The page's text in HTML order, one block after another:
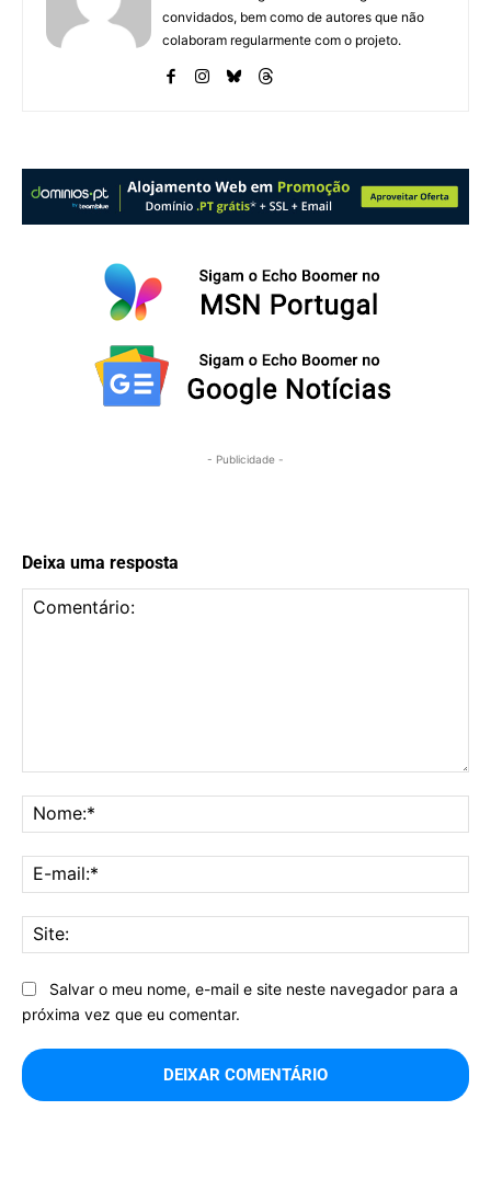
convidados, bem como de autores que não
colaboram regularmente com o projeto.
- Publicidade -
Deixa uma resposta
Salvar o meu nome, e-mail e site neste navegador para a
próxima vez que eu comentar.